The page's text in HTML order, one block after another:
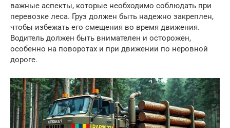
важные аспекты, которые необходимо соблюдать при
перевозке леса. Груз должен быть надежно закреплен,
чтобы избежать его смещения во время движения.
Водитель должен быть внимателен и осторожен,
особенно на поворотах и при движении по неровной
дороге.